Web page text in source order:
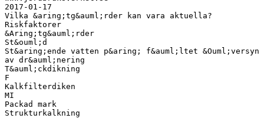
2017-01-17
Vilka &aring;tg&auml;rder kan vara aktuella?
Riskfaktorer
&Aring;tg&auml;rder
St&ouml;d
St&aring;ende vatten p&aring; f&auml;ltet &Ouml;versyn
av dr&auml;nering
T&auml;ckdikning
F
Kalkfilterdiken
MI
Packad mark
Strukturkalkning